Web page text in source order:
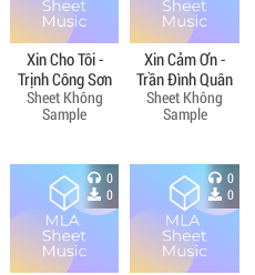
Xin Cho Tôi -
Trịnh Công Sơn
Sheet Không
Sample
Xin Cảm Ơn -
Trần Đình Quân
Sheet Không
Sample
0
0
0
0